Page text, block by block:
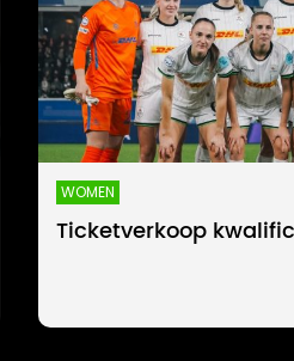
WOMEN
Ticketverkoop